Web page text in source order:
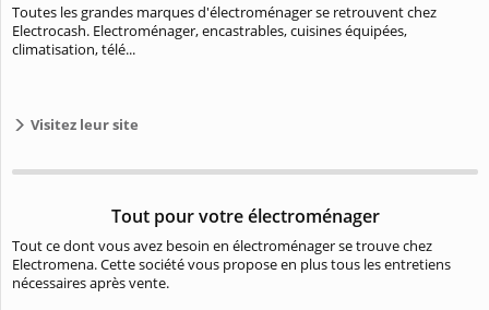
Toutes les grandes marques d'électroménager se retrouvent chez
Electrocash. Electroménager, encastrables, cuisines équipées,
climatisation, télé...
Visitez leur site
Tout pour votre électroménager
Tout ce dont vous avez besoin en électroménager se trouve chez
Electromena. Cette société vous propose en plus tous les entretiens
nécessaires après vente.